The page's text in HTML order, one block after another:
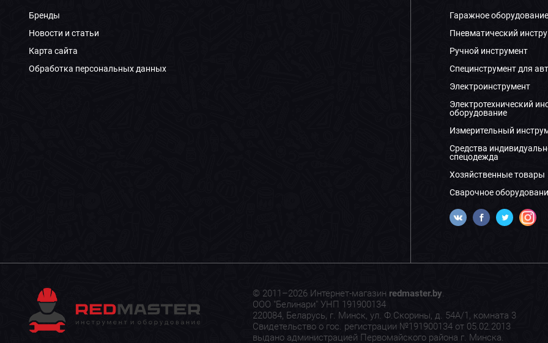
Бренды
Новости и статьи
Карта сайта
Обработка персональных данных
Гаражное оборудование
Пневматический
Ручной инструмент
Специнструмент для
Электроинструмент
Электротехнический
оборудование
Измерительный
Средства
спецодежда
Хозяйственные товары
Сварочное
© 2011–2026 Интернет-магазин redmaster.by.
ООО "Белинари" УНП 191900134
220084, Беларусь, г. Минск, ул. Ф.Скорины, д. 54А/1, комната 3
Свидетельство о гос. регистрации №191900134 от 05.02.2013
выдано администрацией Первомайского района г. Минска.